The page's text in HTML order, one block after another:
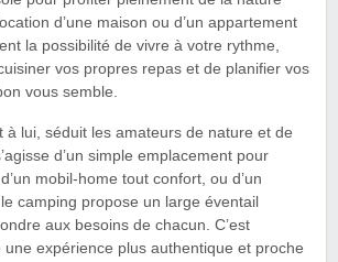
d’une maison ou d’un appartement
la possibilité de vivre à votre rythme,
vos propres repas et de planifier vos
vous semble.
à lui, séduit les amateurs de nature et de
d’un simple emplacement pour
mobil-home tout confort, ou d’un
camping propose un large éventail
aux besoins de chacun. C’est
une expérience plus authentique et proche